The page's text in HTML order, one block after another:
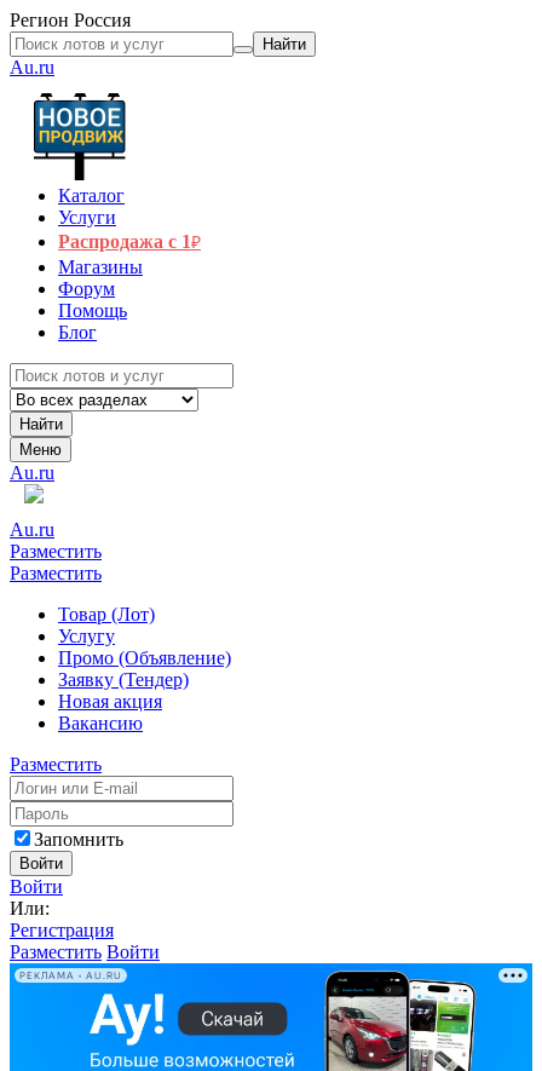
Регион Россия
Найти
Au.ru
Каталог
Услуги
Распродажа с 1₽
Магазины
Форум
Помощь
Блог
Найти
Меню
Au.ru
Au.ru
Разместить
Разместить
Товар (Лот)
Услугу
Промо (Объявление)
Заявку (Тендер)
Новая акция
Вакансию
Разместить
Запомнить
Войти
Войти
Или:
Регистрация
Разместить Войти
РЕКЛАМА • AU.RU